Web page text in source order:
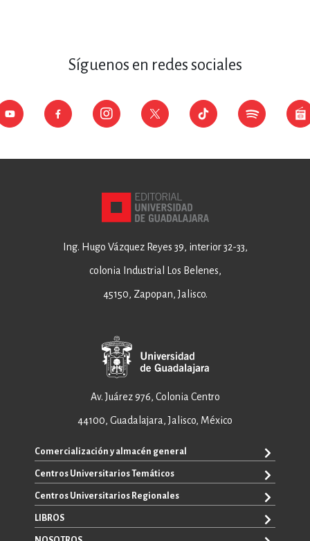
Síguenos en redes sociales
Ing. Hugo Vázquez Reyes 39, interior 32-33,
colonia Industrial Los Belenes,
45150, Zapopan, Jalisco.
Av. Juárez 976, Colonia Centro
44100, Guadalajara, Jalisco, México
Comercialización y almacén general
+52 33 3640 6326
+52 33 3640 4595
ventas@editorial.udg.mx
Centros Universitarios Temáticos
CUAAD
CUCEA
Centros Universitarios Regionales
CUALTOS
CUCHAPALA
LIBROS